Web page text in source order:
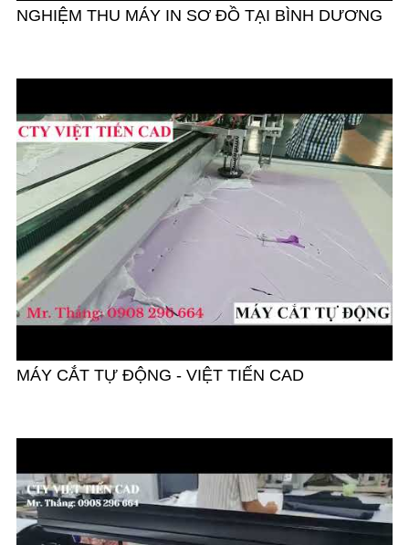
NGHIỆM THU MÁY IN SƠ ĐỒ TẠI BÌNH DƯƠNG
MÁY CẮT TỰ ĐỘNG - VIỆT TIẾN CAD